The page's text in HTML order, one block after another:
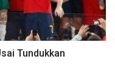
Tundukkan